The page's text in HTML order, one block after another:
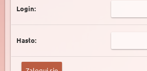
Login:
Hasło: